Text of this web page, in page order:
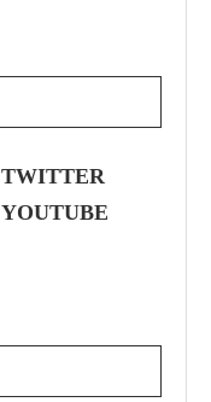
TWITTER
YOUTUBE